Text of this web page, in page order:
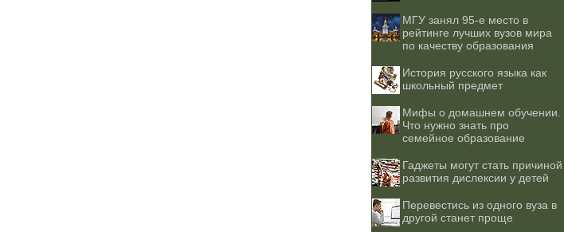
МГУ занял 95-е место в
рейтинге лучших вузов мира
по качеству образования
История русского языка как
школьный предмет
Мифы о домашнем обучении.
Что нужно знать про
семейное образование
Гаджеты могут стать причиной
развития дислексии у детей
Перевестись из одного вуза в
другой станет проще